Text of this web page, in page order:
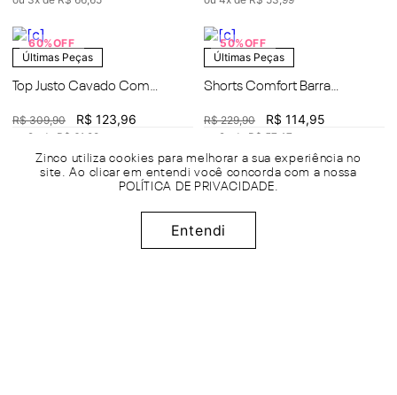
Zinco utiliza cookies para melhorar a sua experiência no
site. Ao clicar em entendi você concorda com a nossa
POLÍTICA DE PRIVACIDADE.
Entendi
60%OFF
Últimas Peças
Top Justo Cavado Com
R$ 309,90 R$ 123,96
2 x de R$ 61 98
50%OFF
Últimas Peças
Shorts Comfort Barra
R$ 229,90 R$ 114,95
2 x de R$ 57 47